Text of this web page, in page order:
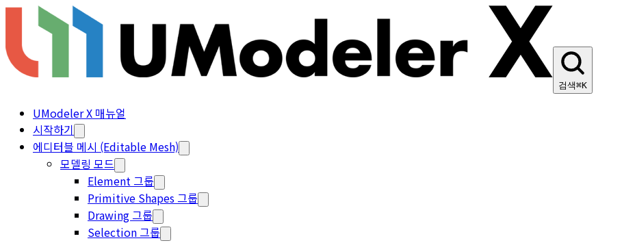
검색⌘K
UModeler X 매뉴얼
시작하기
에디터블 메시 (Editable Mesh)
모델링 모드
Element 그룹
Primitive Shapes 그룹
Drawing 그룹
Selection 그룹